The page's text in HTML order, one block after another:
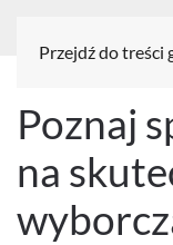
Przejdź do treści
Poznaj
na